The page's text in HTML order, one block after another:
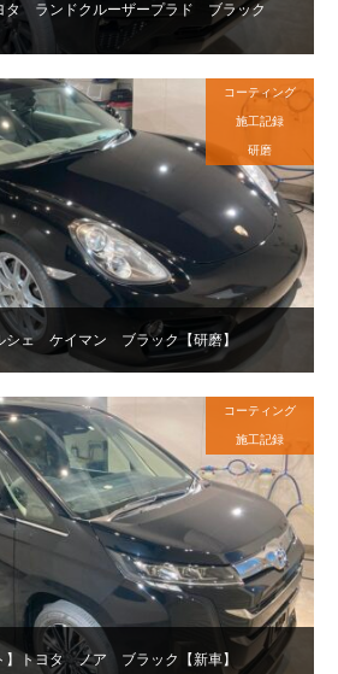
タ ランドクルーザープラド ブラック
シェ ケイマン ブラック【研磨】
コーティング
施工記録
研磨
】トヨタ ノア ブラック【新車】
コーティング
施工記録